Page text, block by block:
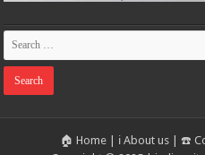
🏠 Home| ℹ️ About us| ☎️